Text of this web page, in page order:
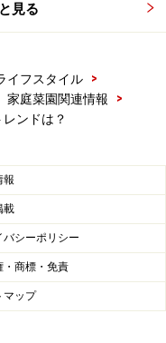
見る
イフスタイル
>
家庭菜園関連情報
>
ンドは？
報
載
バシーポリシー
・商標・免責
マップ